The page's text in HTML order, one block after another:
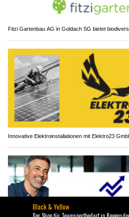
Fitzi Gartenbau AG in Goldach SG bietet
Innovative Elektroinstallationen mit Elektro23